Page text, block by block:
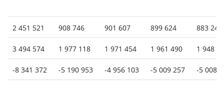
2 451 521 908 746 901 607 899 624 883 240
3 494 574 1 977 118 1 971 454 1 961 490 1 948
-8 341 372 -5 190 953 -4 956 103 -5 009 257 -5 008